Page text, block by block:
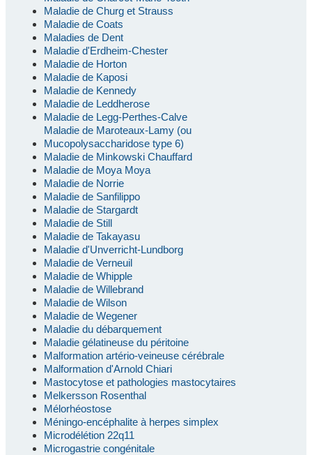
Maladie de Churg et Strauss
Maladie de Coats
Maladies de Dent
Maladie d'Erdheim-Chester
Maladie de Horton
Maladie de Kaposi
Maladie de Kennedy
Maladie de Leddherose
Maladie de Legg-Perthes-Calve
Maladie de Maroteaux-Lamy (ou
Mucopolysaccharidose type 6)
Maladie de Minkowski Chauffard
Maladie de Moya Moya
Maladie de Norrie
Maladie de Sanfilippo
Maladie de Stargardt
Maladie de Still
Maladie de Takayasu
Maladie d'Unverricht-Lundborg
Maladie de Verneuil
Maladie de Whipple
Maladie de Willebrand
Maladie de Wilson
Maladie de Wegener
Maladie du débarquement
Maladie gélatineuse du péritoine
Malformation artério-veineuse cérébrale
Malformation d'Arnold Chiari
Mastocytose et pathologies mastocytaires
Melkersson Rosenthal
Mélorhéostose
Méningo-encéphalite à herpes simplex
Microdélétion 22q11
Microgastrie congénitale